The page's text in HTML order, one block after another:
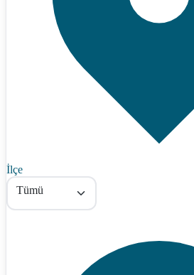
İlçe
Tümü